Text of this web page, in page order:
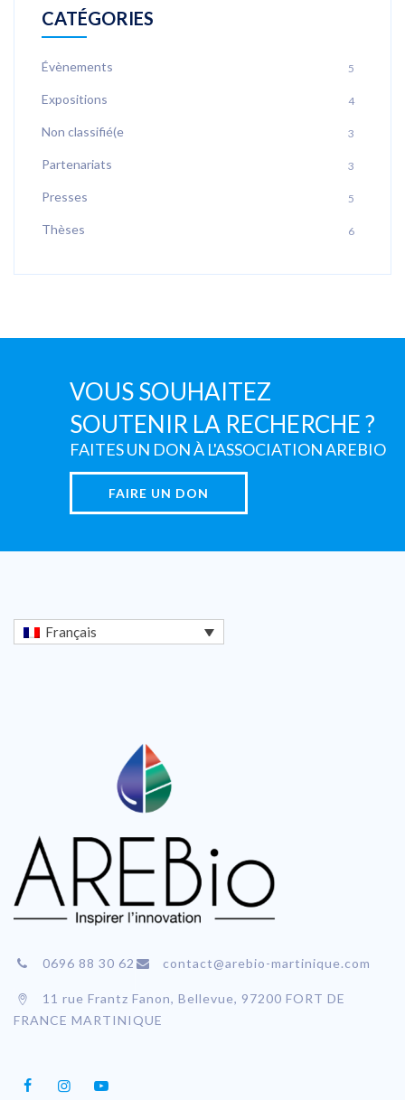
CATÉGORIES
Évènements 5
Expositions 4
Non classifié(e 3
Partenariats 3
Presses 5
Thèses 6
VOUS SOUHAITEZ
SOUTENIR LA RECHERCHE ?
FAITES UN DON À L'ASSOCIATION AREBIO
FAIRE UN DON
Français
0696 88 30 62 contact@arebio-martinique.com
11 rue Frantz Fanon, Bellevue, 97200 FORT DE
FRANCE MARTINIQUE